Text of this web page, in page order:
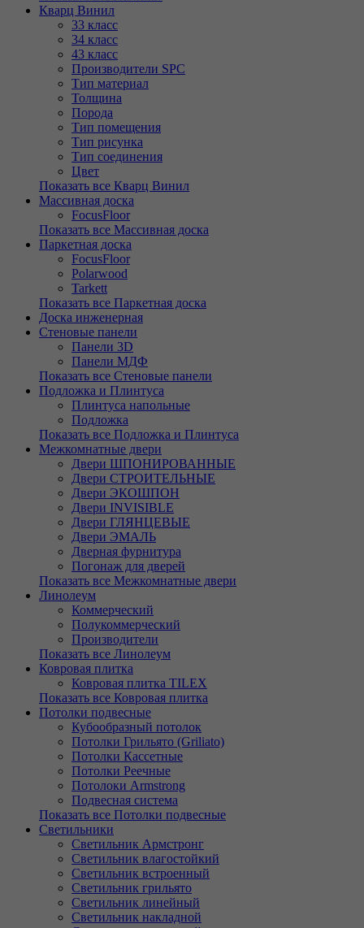
Кварц Винил
33 класс
34 класс
43 класс
Производители SPC
Тип материал
Толщина
Порода
Тип помещения
Тип рисунка
Тип соединения
Цвет
Показать все Кварц Винил
Массивная доска
FocusFloor
Показать все Массивная доска
Паркетная доска
FocusFloor
Polarwood
Tarkett
Показать все Паркетная доска
Доска инженерная
Стеновые панели
Панели 3D
Панели МДФ
Показать все Стеновые панели
Подложка и Плинтуса
Плинтуса напольные
Подложка
Показать все Подложка и Плинтуса
Межкомнатные двери
Двери ШПОНИРОВАННЫЕ
Двери СТРОИТЕЛЬНЫЕ
Двери ЭКОШПОН
Двери INVISIBLE
Двери ГЛЯНЦЕВЫЕ
Двери ЭМАЛЬ
Дверная фурнитура
Погонаж для дверей
Показать все Межкомнатные двери
Линолеум
Коммерческий
Полукоммерческий
Производители
Показать все Линолеум
Ковровая плитка
Ковровая плитка TILEX
Показать все Ковровая плитка
Потолки подвесные
Кубообразный потолок
Потолки Грильято (Griliato)
Потолки Кассетные
Потолки Реечные
Потолоки Armstrong
Подвесная система
Показать все Потолки подвесные
Светильники
Светильник Армстронг
Светильник влагостойкий
Светильник встроенный
Светильник грильято
Светильник линейный
Светильник накладной